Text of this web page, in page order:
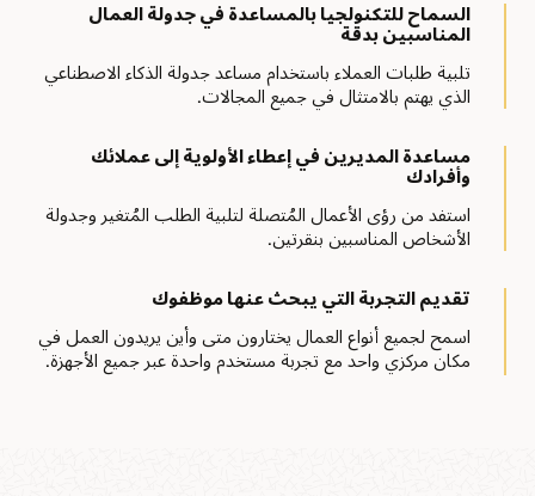
السماح للتكنولجيا بالمساعدة في جدولة العمال
المناسبين بدقة
تلبية طلبات العملاء باستخدام مساعد جدولة الذكاء الاصطناعي
الذي يهتم بالامتثال في جميع المجالات.
مساعدة المديرين في إعطاء الأولوية إلى عملائك
وأفرادك
استفد من رؤى الأعمال المُتصلة لتلبية الطلب المُتغير وجدولة
الأشخاص المناسبين بنقرتين.
تقديم التجربة التي يبحث عنها موظفوك
اسمح لجميع أنواع العمال يختارون متى وأين يريدون العمل في
مكان مركزي واحد مع تجربة مستخدم واحدة عبر جميع الأجهزة.